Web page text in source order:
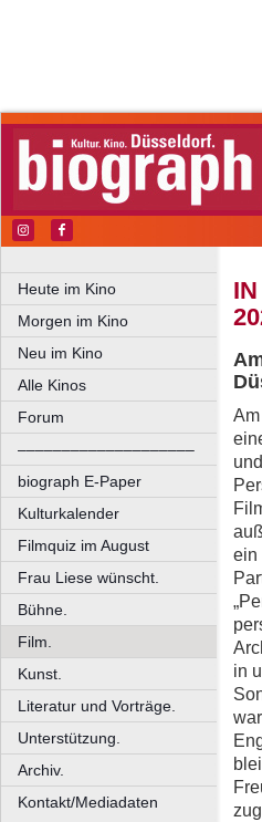
Heute im Kino
Morgen im Kino
Neu im Kino
Alle Kinos
Forum
––––––––––––––––––––
biograph E-Paper
Kulturkalender
Filmquiz im August
Frau Liese wünscht.
Bühne.
Film.
Kunst.
Literatur und Vorträge.
Unterstützung.
Archiv.
Kontakt/Mediadaten
ein
in